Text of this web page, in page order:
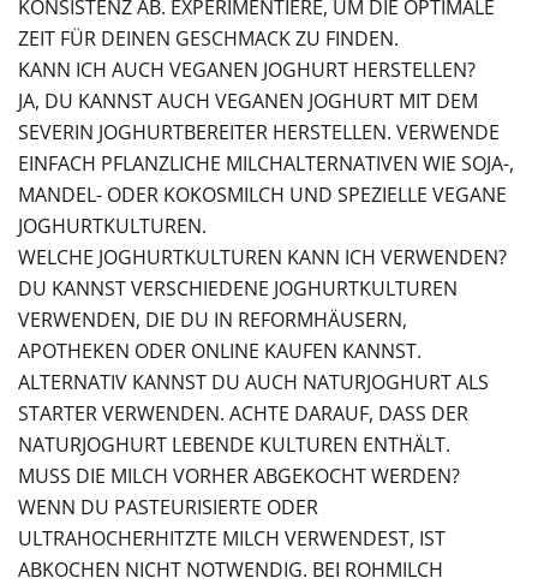
KONSISTENZ AB. EXPERIMENTIERE, UM DIE OPTIMALE
ZEIT FÜR DEINEN GESCHMACK ZU FINDEN.
KANN ICH AUCH VEGANEN JOGHURT HERSTELLEN?
JA, DU KANNST AUCH VEGANEN JOGHURT MIT DEM
SEVERIN JOGHURTBEREITER HERSTELLEN. VERWENDE
EINFACH PFLANZLICHE MILCHALTERNATIVEN WIE SOJA-,
MANDEL- ODER KOKOSMILCH UND SPEZIELLE VEGANE
JOGHURTKULTUREN.
WELCHE JOGHURTKULTUREN KANN ICH VERWENDEN?
DU KANNST VERSCHIEDENE JOGHURTKULTUREN
VERWENDEN, DIE DU IN REFORMHÄUSERN,
APOTHEKEN ODER ONLINE KAUFEN KANNST.
ALTERNATIV KANNST DU AUCH NATURJOGHURT ALS
STARTER VERWENDEN. ACHTE DARAUF, DASS DER
NATURJOGHURT LEBENDE KULTUREN ENTHÄLT.
MUSS DIE MILCH VORHER ABGEKOCHT WERDEN?
WENN DU PASTEURISIERTE ODER
ULTRAHOCHERHITZTE MILCH VERWENDEST, IST
ABKOCHEN NICHT NOTWENDIG. BEI ROHMILCH